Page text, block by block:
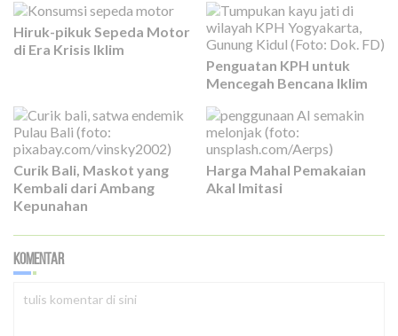
Hiruk-pikuk Sepeda Motor
di Era Krisis Iklim
Penguatan KPH untuk
Mencegah Bencana Iklim
Curik Bali, Maskot yang
Kembali dari Ambang
Kepunahan
Harga Mahal Pemakaian
Akal Imitasi
Komentar